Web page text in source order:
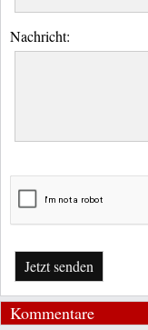
Nachricht:
Jetzt senden
Kommentare